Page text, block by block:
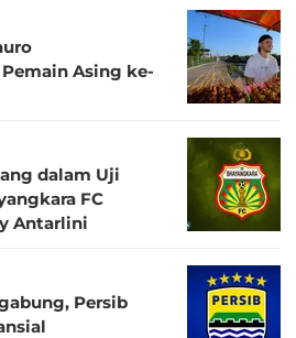
Asing ke-
dalam Uji
FC
Antarlini
Persib